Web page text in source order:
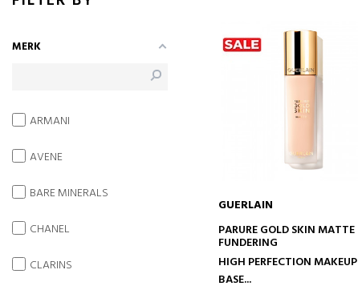
IN WINKELWAGEN
GUERLAIN
PARURE GOLD SKIN MATTE
FUNDERING
HIGH PERFECTION MAKEUP
BASE...
MERK
ARMANI
AVENE
BARE MINERALS
CHANEL
CLARINS